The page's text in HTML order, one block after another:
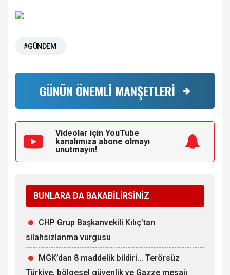
#GÜNDEM
GÜNÜN ÖNEMLİ MANŞETLERİ
Videolar için YouTube
kanalımıza abone olmayı
unutmayın!
BUNLARA DA BAKABİLİRSİNİZ
CHP Grup Başkanvekili Kılıç’tan
silahsızlanma vurgusu
MGK’dan 8 maddelik bildiri... Terörsüz
Türkiye, bölgesel güvenlik ve Gazze mesajı